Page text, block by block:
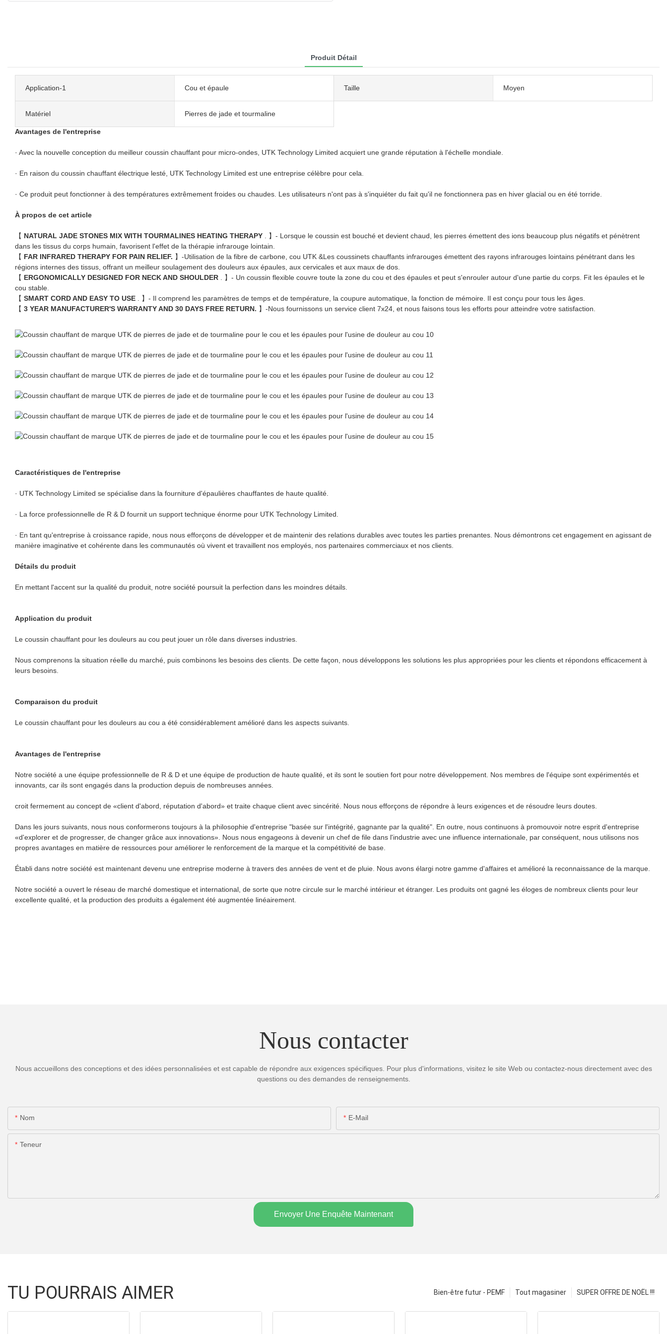
Produit Détail
Application-1 Cou et épaule Taille Moyen
Matériel Pierres de jade et tourmaline
Avantages de l'entreprise
· Avec la nouvelle conception du meilleur coussin chauffant pour micro-ondes, UTK Technology Limited acquiert une grande réputation à l'échelle mondiale.
· En raison du coussin chauffant électrique lesté, UTK Technology Limited est une entreprise célèbre pour cela.
· Ce produit peut fonctionner à des températures extrêmement froides ou chaudes. Les utilisateurs n'ont pas à s'inquiéter du fait qu'il ne fonctionnera pas en hiver glacial ou en été torride.
À propos de cet article
【 NATURAL JADE STONES MIX WITH TOURMALINES HEATING THERAPY
. 】- Lorsque le coussin est bouché et devient chaud, les pierres émettent des ions beaucoup plus négatifs et pénètrent
dans les tissus du corps humain, favorisent l'effet de la thérapie infrarouge lointain.
【 FAR INFRARED THERAPY FOR PAIN RELIEF. 】-Utilisation de la fibre de carbone, cou UTK &Les coussinets chauffants infrarouges émettent des rayons infrarouges lointains pénétrant dans les
régions internes des tissus, offrant un meilleur soulagement des douleurs aux épaules, aux cervicales et aux maux de dos.
【 ERGONOMICALLY DESIGNED FOR NECK AND SHOULDER
. 】- Un coussin flexible couvre toute la zone du cou et des épaules et peut s'enrouler autour d'une partie du corps. Fit les épaules et le
cou stable.
【 SMART CORD AND EASY TO USE
. 】- Il comprend les paramètres de temps et de température, la coupure automatique, la fonction de mémoire. Il est conçu pour tous les âges.
【 3 YEAR MANUFACTURER'S WARRANTY AND 30 DAYS FREE RETURN. 】-Nous fournissons un service client 7x24, et nous faisons tous les efforts pour atteindre votre satisfaction.
Caractéristiques de l'entreprise
· UTK Technology Limited se spécialise dans la fourniture d'épaulières chauffantes de haute qualité.
· La force professionnelle de R & D fournit un support technique énorme pour UTK Technology Limited.
· En tant qu'entreprise à croissance rapide, nous nous efforçons de développer et de maintenir des relations durables avec toutes les parties prenantes. Nous démontrons cet engagement en agissant de
manière imaginative et cohérente dans les communautés où vivent et travaillent nos employés, nos partenaires commerciaux et nos clients.
Détails du produit
En mettant l'accent sur la qualité du produit, notre société poursuit la perfection dans les moindres détails.
Application du produit
Le coussin chauffant pour les douleurs au cou peut jouer un rôle dans diverses industries.
Nous comprenons la situation réelle du marché, puis combinons les besoins des clients. De cette façon, nous développons les solutions les plus appropriées pour les clients et répondons efficacement à
leurs besoins.
Comparaison du produit
Le coussin chauffant pour les douleurs au cou a été considérablement amélioré dans les aspects suivants.
Avantages de l'entreprise
Notre société a une équipe professionnelle de R & D et une équipe de production de haute qualité, et ils sont le soutien fort pour notre développement. Nos membres de l'équipe sont expérimentés et
innovants, car ils sont engagés dans la production depuis de nombreuses années.
croit fermement au concept de «client d'abord, réputation d'abord» et traite chaque client avec sincérité. Nous nous efforçons de répondre à leurs exigences et de résoudre leurs doutes.
Dans les jours suivants, nous nous conformerons toujours à la philosophie d'entreprise "basée sur l'intégrité, gagnante par la qualité". En outre, nous continuons à promouvoir notre esprit d'entreprise
«d'explorer et de progresser, de changer grâce aux innovations». Nous nous engageons à devenir un chef de file dans l'industrie avec une influence internationale, par conséquent, nous utilisons nos
propres avantages en matière de ressources pour améliorer le renforcement de la marque et la compétitivité de base.
Établi dans notre société est maintenant devenu une entreprise moderne à travers des années de vent et de pluie. Nous avons élargi notre gamme d'affaires et amélioré la reconnaissance de la marque.
Notre société a ouvert le réseau de marché domestique et international, de sorte que notre circule sur le marché intérieur et étranger. Les produits ont gagné les éloges de nombreux clients pour leur
excellente qualité, et la production des produits a également été augmentée linéairement.
Nous contacter
Nous accueillons des conceptions et des idées personnalisées et est capable de répondre aux exigences spécifiques. Pour plus d'informations, visitez le site Web ou contactez-nous directement avec des
questions ou des demandes de renseignements.
Nom E-Mail
Teneur
Envoyer Une Enquête Maintenant
TU POURRAIS AIMER SUPER OFFRE DE NOËL !!!
Tout magasiner
Bien-être futur - PEMF